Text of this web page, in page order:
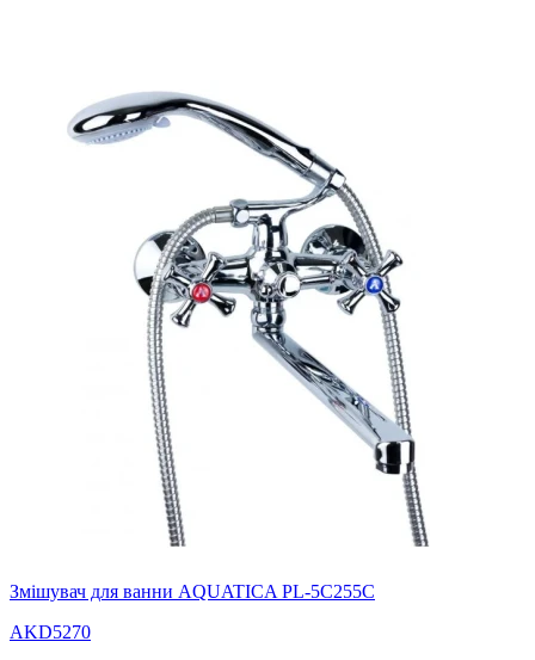
Змішувач для ванни AQUATICA PL-5C255C
AKD5270